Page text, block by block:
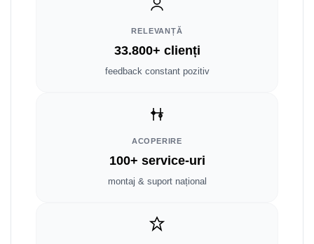
RELEVANȚĂ
33.800+ clienți
feedback constant pozitiv
ACOPERIRE
100+ service-uri
montaj & suport național